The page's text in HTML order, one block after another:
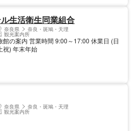
生活衛生同業組合
奈良県 奈良・斑鳩・天理
観光案内所
館の案内 営業時間 9:00～17:00 休業日 (日
祝) 年末年始
奈良県 奈良・斑鳩・天理
観光案内所